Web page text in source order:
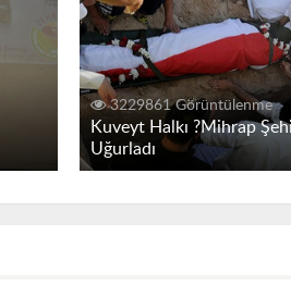
3229861 Görüntülenme
Kuveyt Halkı ?Mihrap
Uğurladı